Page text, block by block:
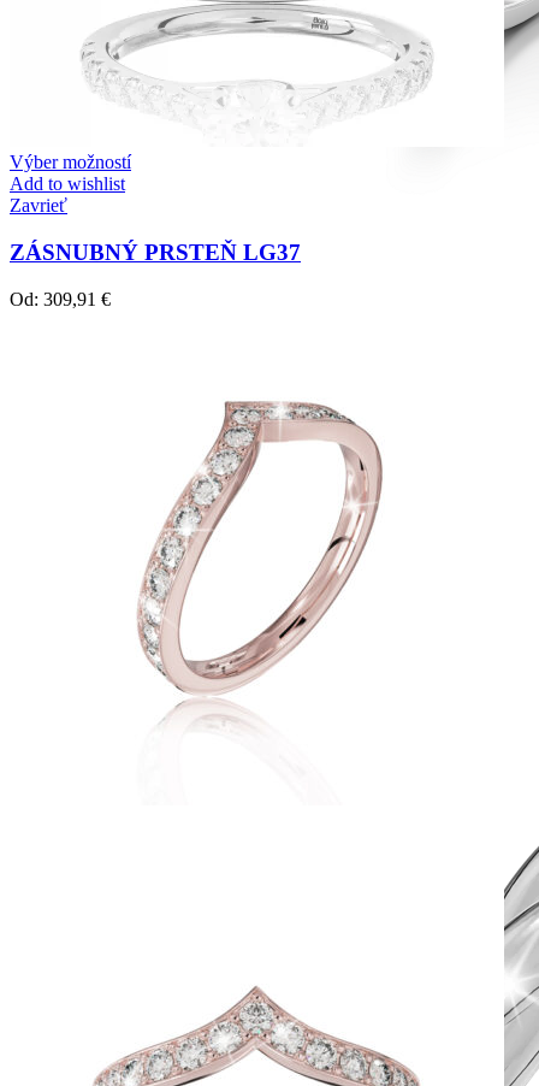
Výber možností
Add to wishlist
Zavrieť
ZÁSNUBNÝ PRSTEŇ LG37
Od: 309,91 €